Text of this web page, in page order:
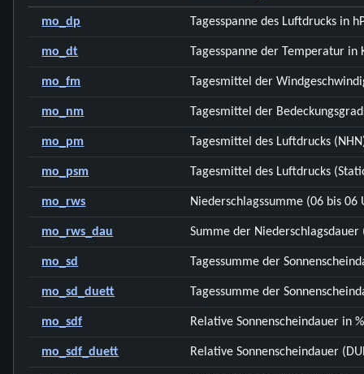
mo_dp Tagesspanne des Luftdrucks in
mo_dt Tagesspanne der Temperatur in
mo_fm Tagesmittel der
mo_nm Tagesmittel der
mo_pm Tagesmittel des Luftdrucks
mo_psm Tagesmittel des Luftdrucks
mo_rws Niederschlagssumme (06 bis 06
mo_rws_dau Summe der Niederschlagsdauer
mo_sd Tagessumme der
mo_sd_duett Tagessumme der
mo_sdf Relative Sonnenscheindauer in %
mo_sdf_duett Relative Sonnenscheindauer